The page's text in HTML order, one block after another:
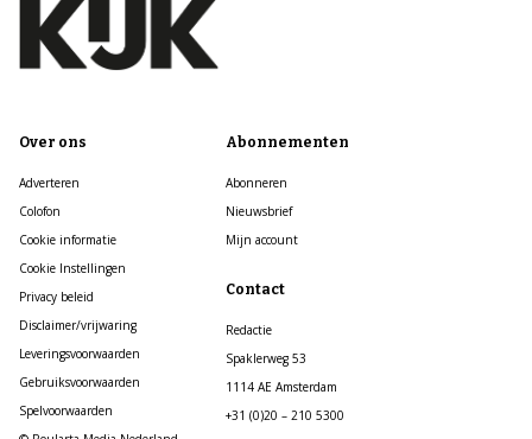
Over ons
Adverteren
Colofon
Cookie informatie
Cookie Instellingen
Privacy beleid
Disclaimer/vrijwaring
Leveringsvoorwaarden
Gebruiksvoorwaarden
Spelvoorwaarden
Abonnementen
Abonneren
Nieuwsbrief
Mijn account
Contact
Redactie
Spaklerweg 53
1114 AE Amsterdam
+31 (0)20 – 210 5300